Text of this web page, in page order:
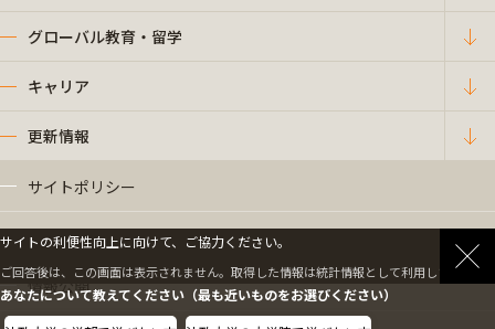
グローバル教育・留学
キャリア
更新情報
サイトポリシー
プライバシーポリシー
情報公開
サイトの利便性向上に向けて、ご協力ください。
ご回答後は、この画面は表示されません。取得した情報は統計情報として利用します。
あなたについて教えてください（最も近いものをお選びください）